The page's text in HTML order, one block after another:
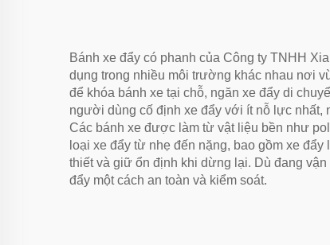
Bánh xe đẩy có phanh của Công ty TNHH
dụng trong nhiều môi trường khác nhau nơi
để khóa bánh xe tại chỗ, ngăn xe đẩy di
người dùng cố định xe đẩy với ít nỗ lực nhất,
Các bánh xe được làm từ vật liệu bền như
loại xe đẩy từ nhẹ đến nặng, bao gồm xe
thiết và giữ ổn định khi dừng lại. Dù đang
đẩy một cách an toàn và kiểm soát.